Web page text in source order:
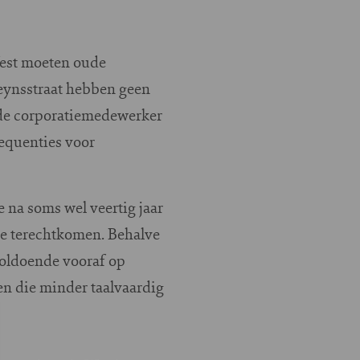
moeten oude
hebben geen
corporatiemedewerker
voor
na soms wel veertig jaar
terechtkomen. Behalve
vooraf op
die minder taalvaardig